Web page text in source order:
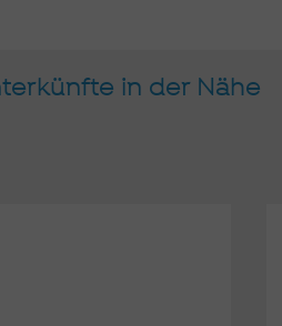
in der Nähe